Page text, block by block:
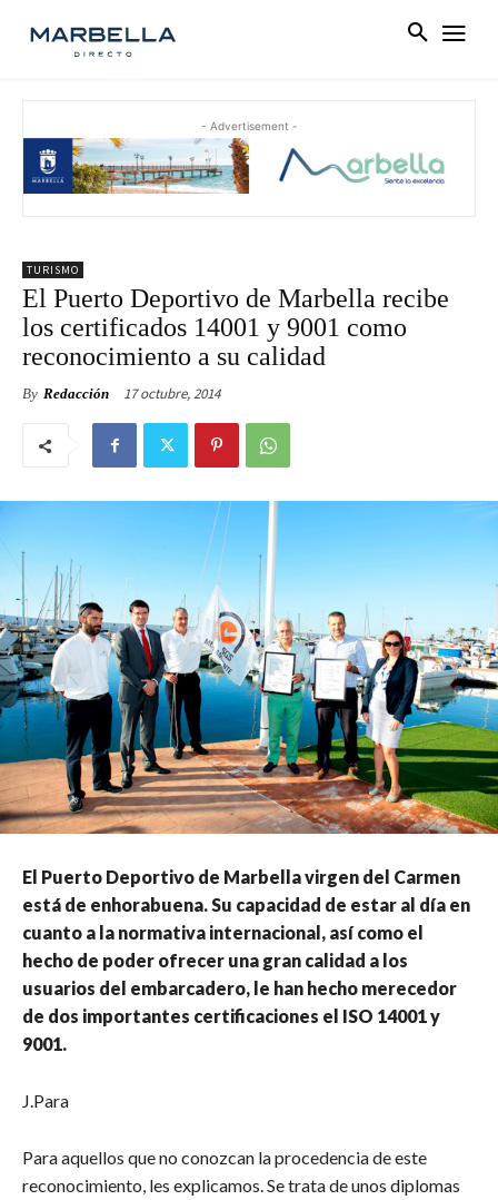
- Advertisement -
TURISMO
El Puerto Deportivo de Marbella recibe
los certificados 14001 y 9001 como
reconocimiento a su calidad
By Redacción 17 octubre, 2014
El Puerto Deportivo de Marbella virgen del Carmen
está de enhorabuena. Su capacidad de estar al día en
cuanto a la normativa internacional, así como el
hecho de poder ofrecer una gran calidad a los
usuarios del embarcadero, le han hecho merecedor
de dos importantes certificaciones el ISO 14001 y
9001.
J.Para
Para aquellos que no conozcan la procedencia de este
reconocimiento, les explicamos. Se trata de unos diplomas